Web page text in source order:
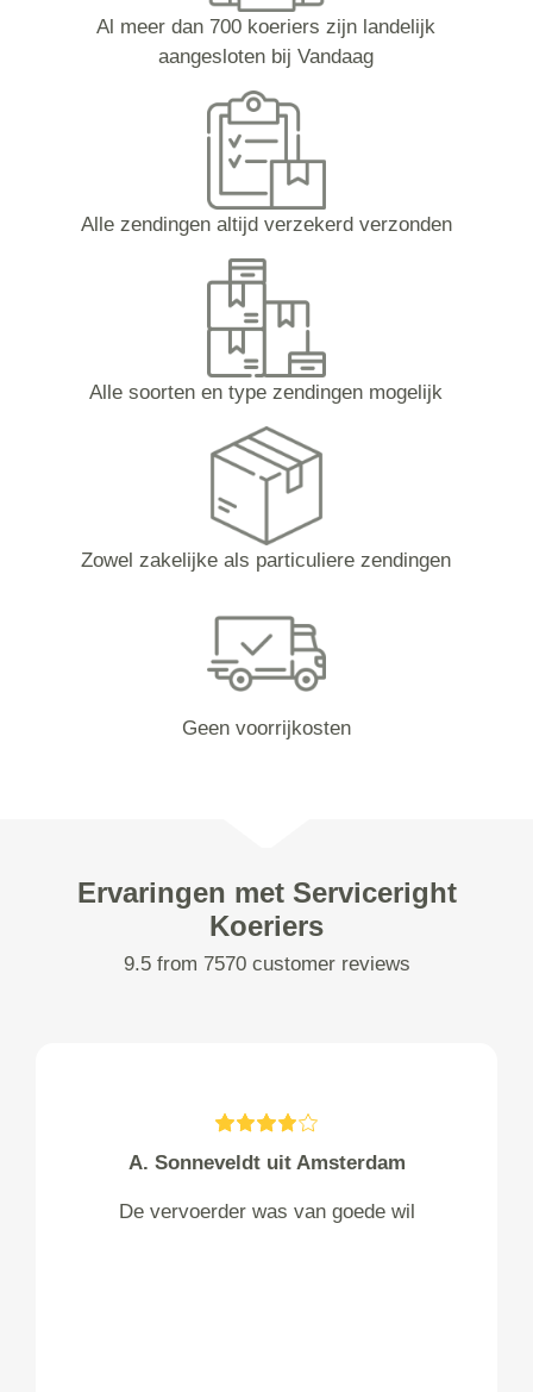
Al meer dan 700 koeriers zijn landelijk
aangesloten bij Vandaag
Alle zendingen altijd verzekerd verzonden
Alle soorten en type zendingen mogelijk
Zowel zakelijke als particuliere zendingen
Geen voorrijkosten
Ervaringen met Serviceright
Koeriers
9.5 from 7570 customer reviews
A. Sonneveldt uit Amsterdam
De vervoerder was van goede wil